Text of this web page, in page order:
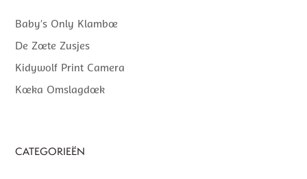
Baby’s Only Klamboe
De Zoete Zusjes
Kidywolf Print Camera
Koeka Omslagdoek
CATEGORIEËN